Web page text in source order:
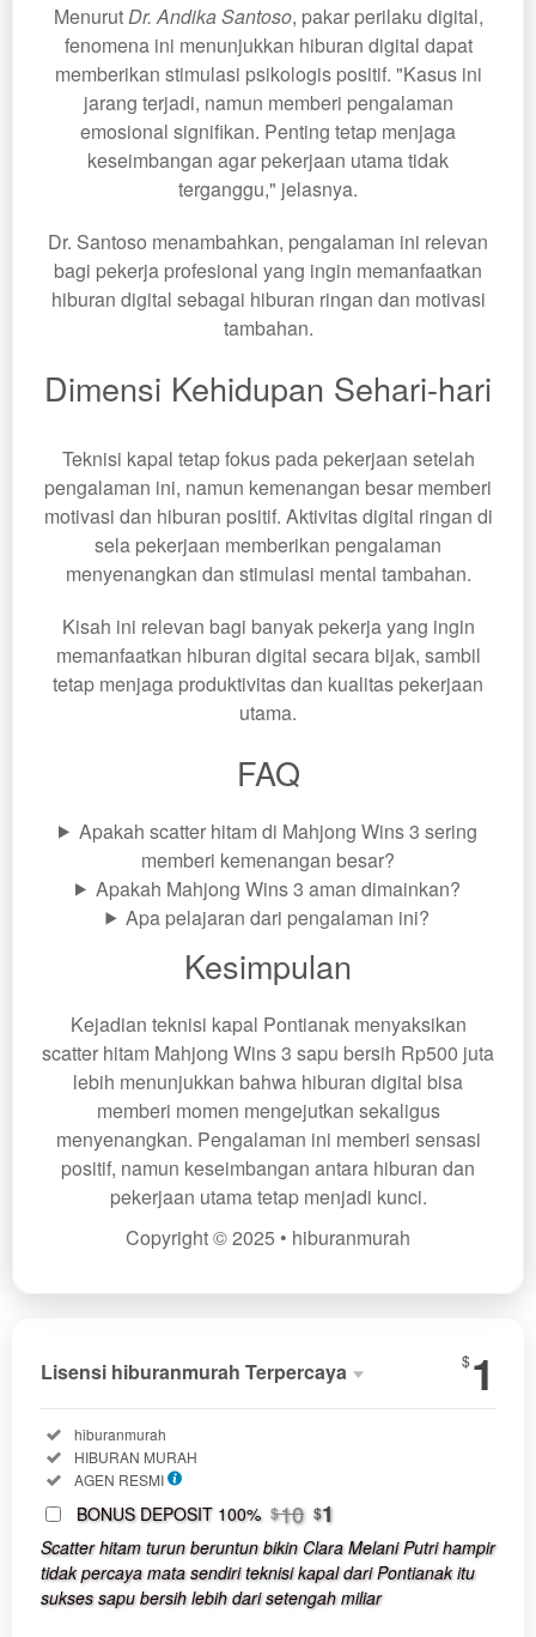
MenurutDr. Andika Santoso, pakar perilaku digital,
fenomena ini menunjukkan hiburan digital dapat
memberikan stimulasi psikologis positif. "Kasus ini
jarang terjadi, namun memberi pengalaman
emosional signifikan. Penting tetap menjaga
keseimbangan agar pekerjaan utama tidak
terganggu," jelasnya.
Dr. Santoso menambahkan, pengalaman ini relevan
bagi pekerja profesional yang ingin memanfaatkan
hiburan digital sebagai hiburan ringan dan motivasi
tambahan.
Dimensi Kehidupan Sehari-hari
Teknisi kapal tetap fokus pada pekerjaan setelah
pengalaman ini, namun kemenangan besar memberi
motivasi dan hiburan positif. Aktivitas digital ringan di
sela pekerjaan memberikan pengalaman
menyenangkan dan stimulasi mental tambahan.
Kisah ini relevan bagi banyak pekerja yang ingin
memanfaatkan hiburan digital secara bijak, sambil
tetap menjaga produktivitas dan kualitas pekerjaan
utama.
FAQ
Apakah scatter hitam di Mahjong Wins 3 sering
memberi kemenangan besar?
Apakah Mahjong Wins 3 aman dimainkan?
Apa pelajaran dari pengalaman ini?
Kesimpulan
Kejadian teknisi kapal Pontianak menyaksikan
scatter hitam Mahjong Wins 3 sapu bersih Rp500 juta
lebih menunjukkan bahwa hiburan digital bisa
memberi momen mengejutkan sekaligus
menyenangkan. Pengalaman ini memberi sensasi
positif, namun keseimbangan antara hiburan dan
pekerjaan utama tetap menjadi kunci.
Copyright © 2025 • hiburanmurah
Show More
Lisensi hiburanmurah Terpercaya
one
client, in
$1
Included:
hiburanmurah
Included:
HIBURAN MURAH
Included:
AGEN RESMI
BONUS DEPOSIT 100% $10 $1
Scatter hitam turun beruntun bikin Clara Melani Putri hampir
tidak percaya mata sendiri teknisi kapal dari Pontianak itu
sukses sapu bersih lebih dari setengah miliar